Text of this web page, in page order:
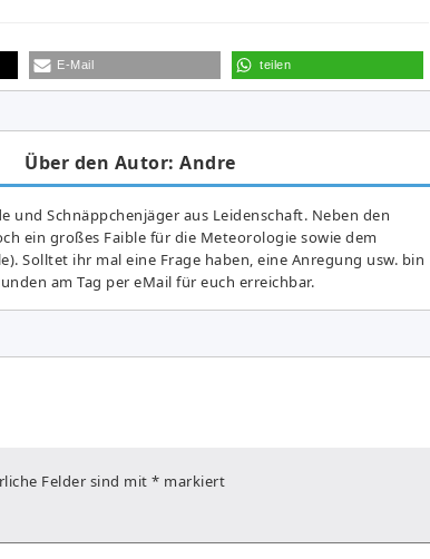
E-Mail teilen
Über den Autor: Andre
und Schnäppchenjäger aus Leidenschaft. Neben den
ein großes Fai­ble für die Meteorologie sowie dem
Solltet ihr mal eine Frage haben, eine Anregung usw. bin
am Tag per eMail für euch erreichbar.
Felder sind mit * markiert